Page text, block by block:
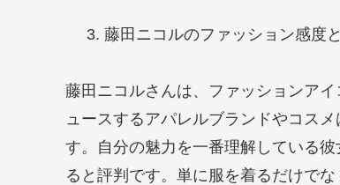
藤田ニコルのファッション感度
藤田ニコルさんは、ファッションア
ュースするアパレルブランドやコス
す。自分の魅力を一番理解している
ると評判です。単に服を着るだけで